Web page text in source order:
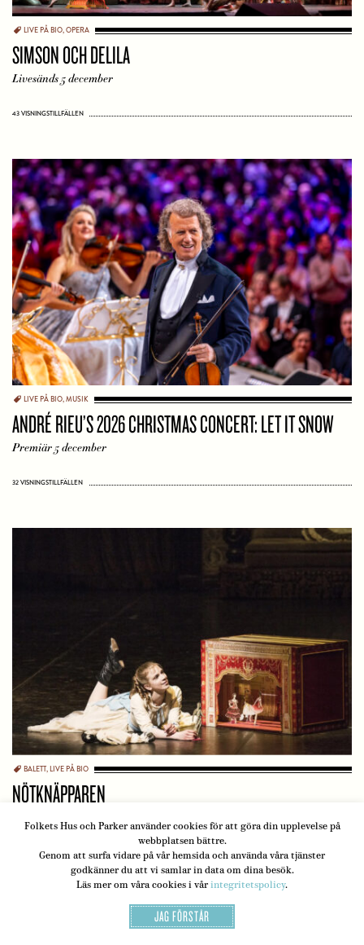
Folkets Hus och Parker använder cookies för att göra din upplevelse på
webbplatsen bättre.
Genom att surfa vidare på vår hemsida och använda våra tjänster
godkänner du att vi samlar in data om dina besök.
Läs mer om våra cookies i vår integritetspolicy.
JAG FÖRSTÅR
LIVE PÅ BIO,OPERA
SIMSON OCH DELILA
Livesänds 5 december
43 VISNINGSTILLFÄLLEN
LIVE PÅ BIO,MUSIK
ANDRÉ RIEU’S 2026 CHRISTMAS CONCERT: LET IT SNOW
Premiär 5 december
32 VISNINGSTILLFÄLLEN
BALETT,LIVE PÅ BIO
NÖTKNÄPPAREN
4 VISNINGSTILLFÄLLEN